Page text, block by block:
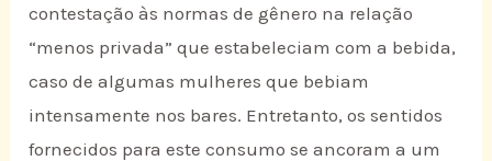
contestação às normas de gênero na relação
“menos privada” que estabeleciam com a bebida,
caso de algumas mulheres que bebiam
intensamente nos bares. Entretanto, os sentidos
fornecidos para este consumo se ancoram a um